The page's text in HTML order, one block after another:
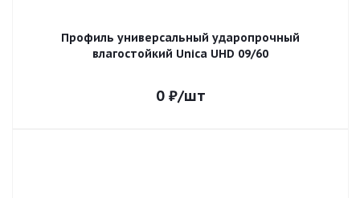
Профиль универсальный ударопрочный
влагостойкий Unica UHD 09/60
0₽/шт